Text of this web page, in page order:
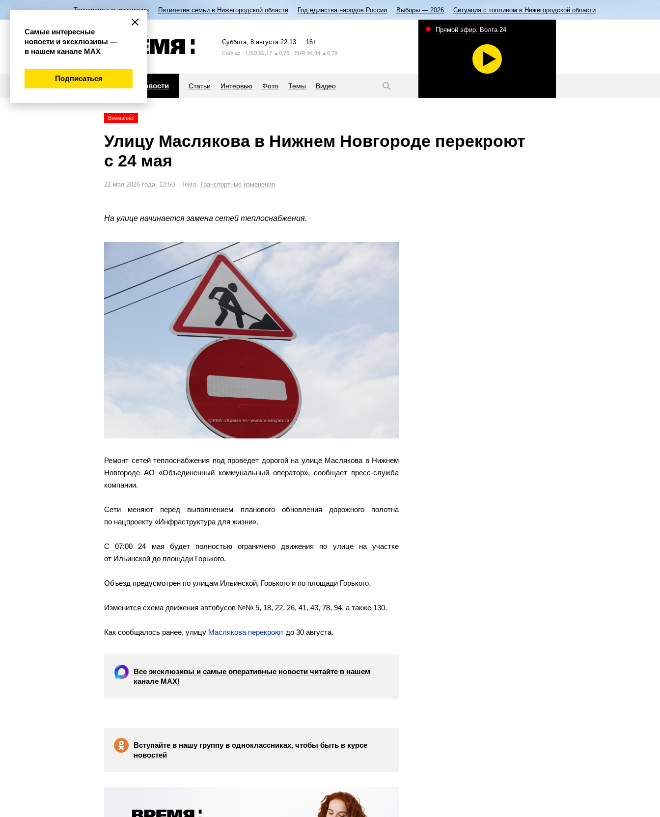
Транспортные изменения Пятилетие семьи в Нижегородской области Год единства народов России Выборы — 2026 Ситуация с топливом в Нижегородской области
Суббота, 8 августа 22:13 16+
Сейчас USD 82,17 ▲0,76 EUR 94,84 ▲0,78
Новости Статьи Интервью Фото Темы Видео
Прямой эфир. Волга 24
Внимание!
Улицу Маслякова в Нижнем Новгороде перекроют
с 24 мая
21 мая 2026 года, 13:50 Тема: Транспортные изменения
На улице начинается замена сетей теплоснабжения.
Ремонт сетей теплоснабжения под проведет дорогой на улице Маслякова в Нижнем
Новгороде АО «Объединенный коммунальный оператор», сообщает пресс-служба
компании.
Сети меняют перед выполнением планового обновления дорожного полотна
по нацпроекту «Инфраструктура для жизни».
С 07:00 24 мая будет полностью ограничено движения по улице на участке
от Ильинской до площади Горького.
Объезд предусмотрен по улицам Ильинской, Горького и по площади Горького.
Изменится схема движения автобусов №№ 5, 18, 22, 26, 41, 43, 78, 94, а также 130.
Как сообщалось ранее, улицу Маслякова перекроют до 30 августа.
Все эксклюзивы и самые оперативные новости читайте в нашем
канале МАХ!
Вступайте в нашу группу в одноклассниках, чтобы быть в курсе
новостей
Самые интересные
новости и эксклюзивы —
в нашем канале МАХ
Подписаться